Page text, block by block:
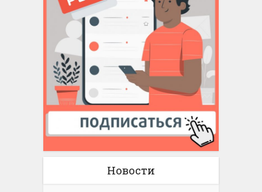
Новости